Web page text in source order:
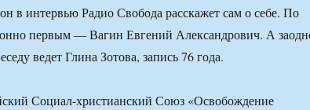
в интервью Радио Свобода расскажет сам о себе. По
первым — Вагин Евгений Александрович. А
ведет Глина Зотова, запись 76 года.
Социал-христианский Союз «Освобождение